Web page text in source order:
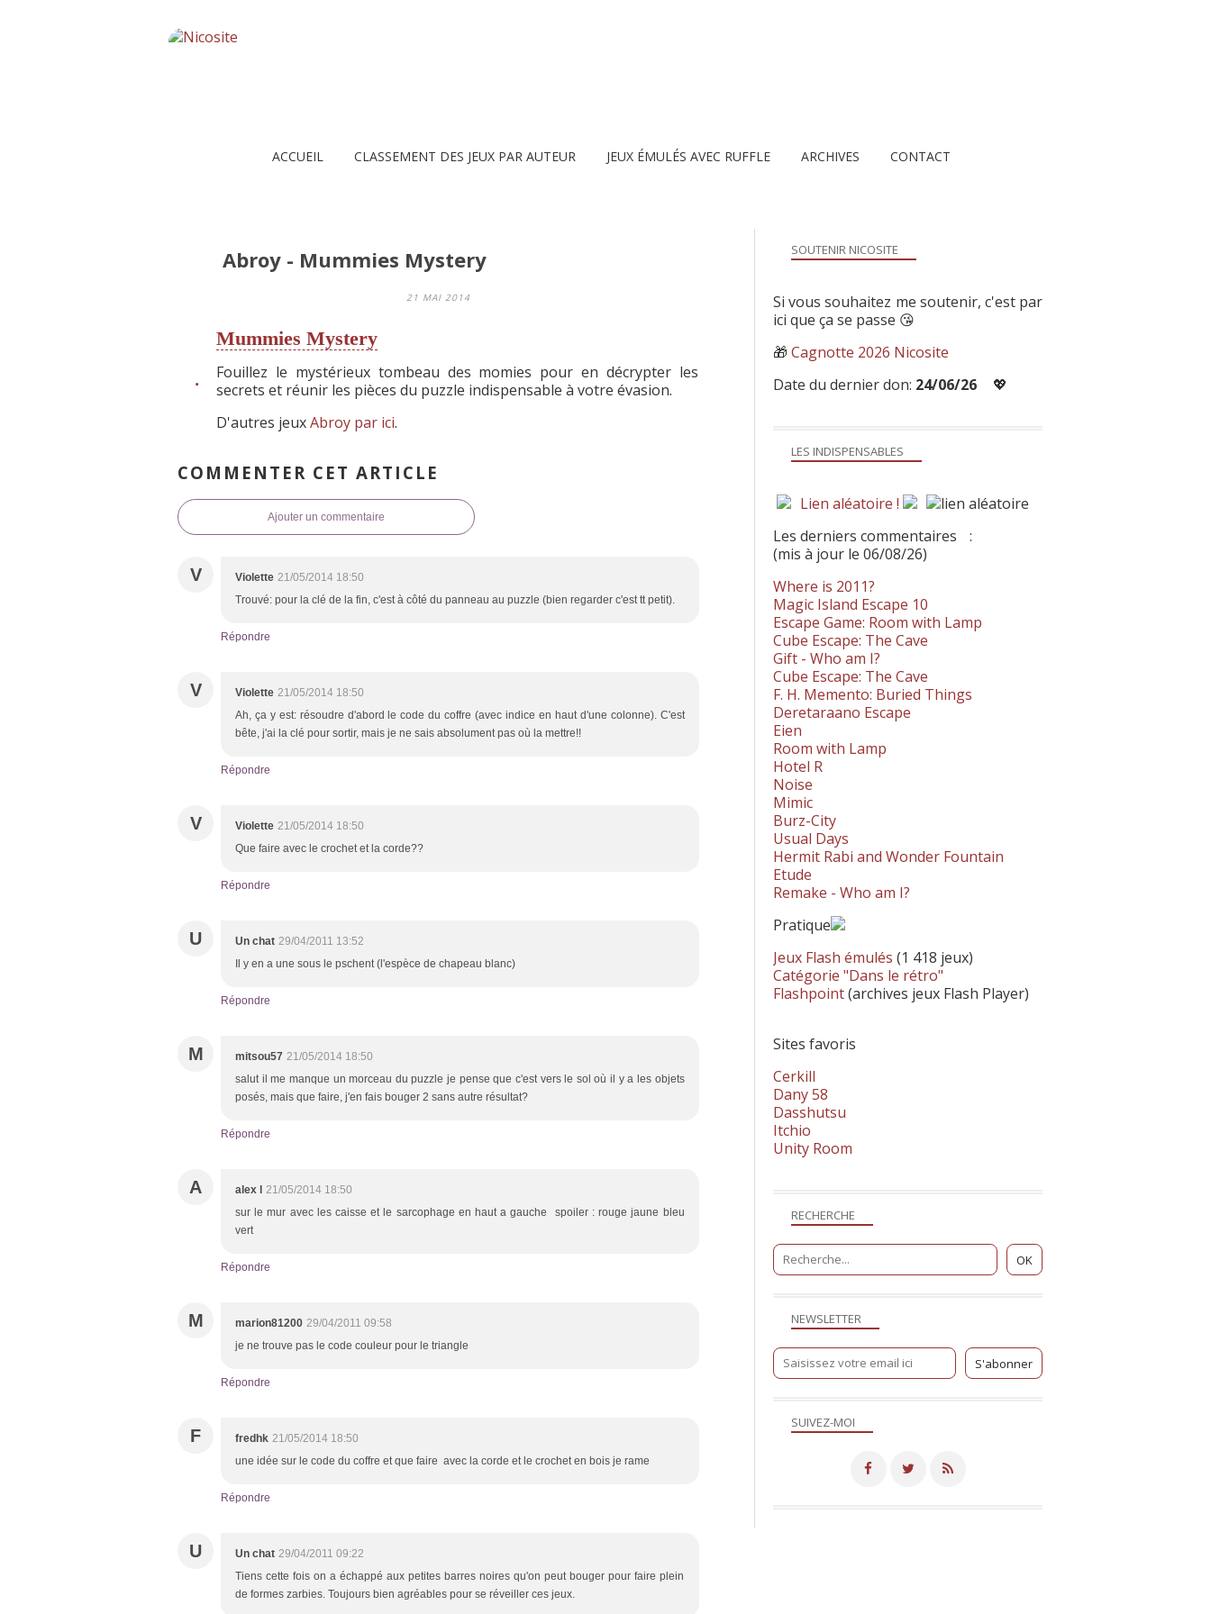
ACCUEIL CLASSEMENT DES JEUX PAR AUTEUR JEUX ÉMULÉS AVEC RUFFLE ARCHIVES CONTACT
Abroy - Mummies Mystery
21 MAI 2014
Mummies Mystery
Fouillez le mystérieux tombeau des momies pour en décrypter les
secrets et réunir les pièces du puzzle indispensable à votre évasion.
D'autres jeuxAbroy par ici.
COMMENTER CET ARTICLE
Ajouter un commentaire
V Violette 21/05/2014 18:50
Trouvé: pour la clé de la fin, c'est à côté du panneau au puzzle (bien regarder c'est tt petit).
Répondre
V Violette 21/05/2014 18:50
Ah, ça y est: résoudre d'abord le code du coffre (avec indice en haut d'une colonne). C'est
bête, j'ai la clé pour sortir, mais je ne sais absolument pas où la mettre!!
Répondre
V Violette 21/05/2014 18:50
Que faire avec le crochet et la corde??
Répondre
U Un chat 29/04/2011 13:52
Il y en a une sous le pschent (l'espèce de chapeau blanc)
Répondre
M mitsou57 21/05/2014 18:50
salut il me manque un morceau du puzzle je pense que c'est vers le sol où il y a les objets
posés, mais que faire, j'en fais bouger 2 sans autre résultat?
Répondre
A alex l
21/05/2014 18:50
sur le mur avec les caisse et le sarcophage en haut a gauche spoiler : rouge jaune bleu
vert
Répondre
M marion81200 29/04/2011 09:58
je ne trouve pas le code couleur pour le triangle
Répondre
F fredhk 21/05/2014 18:50
une idée sur le code du coffre et que faire avec la corde et le crochet en bois je rame
Répondre
U Un chat 29/04/2011 09:22
Tiens cette fois on a échappé aux petites barres noires qu'on peut bouger pour faire plein
de formes zarbies. Toujours bien agréables pour se réveiller ces jeux.
NEWSLETTER
SUIVEZ-MOI
RECHERCHE
LES INDISPENSABLES
Lien aléatoire !
Les derniers commentaires
:
(mis à jour le 06/08/26)
Where is 2011?
Magic Island Escape 10
Escape Game: Room with Lamp
Cube Escape: The Cave
Gift - Who am I?
Cube Escape: The Cave
F. H. Memento: Buried Things
Deretaraano Escape
Eien
Room with Lamp
Hotel R
Noise
Mimic
Burz-City
Usual Days
Hermit Rabi and Wonder Fountain
Etude
Remake - Who am I?
Pratique
Jeux Flash émulés (1 418 jeux)
Catégorie "Dans le rétro"
Flashpoint(archives jeux Flash Player)
Sites favoris
Cerkill
Dany 58
Dasshutsu
Itchio
Unity Room
SOUTENIR NICOSITE
Si vous souhaitez me soutenir, c'est par
ici que ça se passe 😘
🎁 Cagnotte 2026 Nicosite
Date du dernier don: 24/06/26 💖